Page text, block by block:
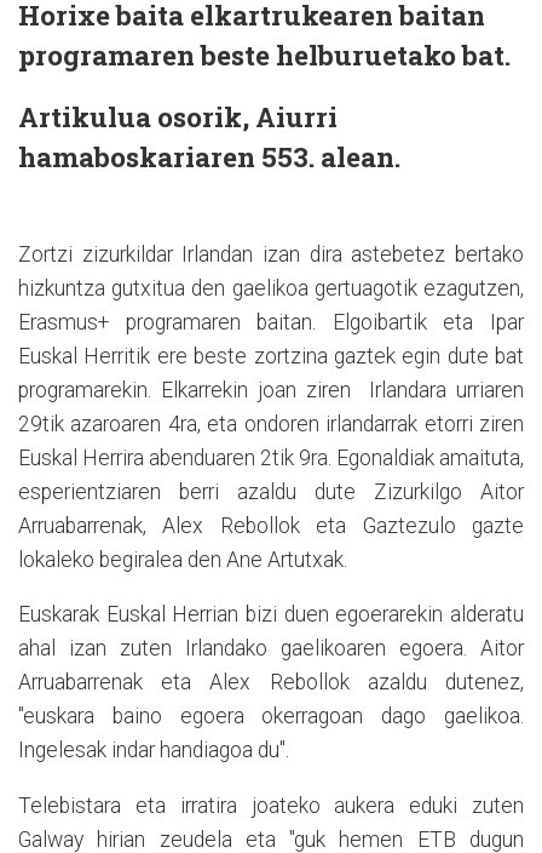
Horixe baita elkartrukearen baitan
programaren beste helburuetako bat.
Artikulua osorik, Aiurri
hamaboskariaren 553. alean.
Zortzi zizurkildar Irlandan izan dira astebetez bertako
hizkuntza gutxitua den gaelikoa gertuagotik ezagutzen,
Erasmus+ programaren baitan. Elgoibartik eta Ipar
Euskal Herritik ere beste zortzina gaztek egin dute bat
programarekin. Elkarrekin joan ziren Irlandara urriaren
29tik azaroaren 4ra, eta ondoren irlandarrak etorri ziren
Euskal Herrira abenduaren 2tik 9ra. Egonaldiak amaituta,
esperientziaren berri azaldu dute Zizurkilgo Aitor
Arruabarrenak, Alex Rebollok eta Gaztezulo gazte
lokaleko begiralea den Ane Artutxak.
Euskarak Euskal Herrian bizi duen egoerarekin alderatu
ahal izan zuten Irlandako gaelikoaren egoera. Aitor
Arruabarrenak eta Alex Rebollok azaldu dutenez,
"euskara baino egoera okerragoan dago gaelikoa.
Ingelesak indar handiagoa du".
Telebistara eta irratira joateko aukera eduki zuten
Galway hirian zeudela eta "guk hemen ETB dugun